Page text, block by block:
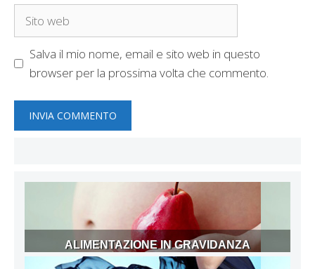
Sito
Salva il mio nome, email e sito web in questo
browser per la prossima volta che commento.
ALIMENTAZIONE IN GRAVIDANZA